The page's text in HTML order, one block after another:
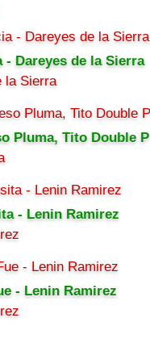
- Dareyes de la Sierra
la Sierra
Pluma, Tito Double P
- Lenin Ramirez
- Lenin Ramirez